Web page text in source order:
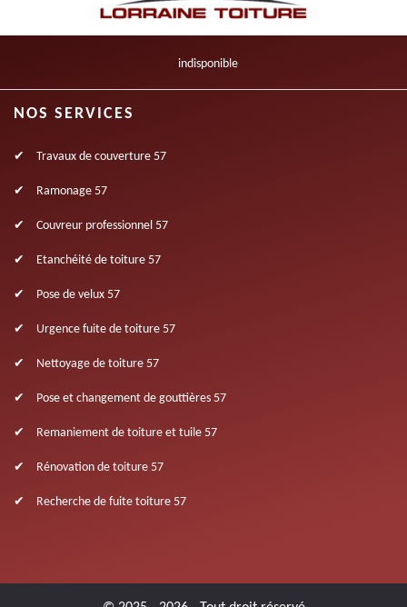
indisponible
NOS SERVICES
Travaux de couverture 57
Ramonage 57
Couvreur professionnel 57
Etanchéité de toiture 57
Pose de velux 57
Urgence fuite de toiture 57
Nettoyage de toiture 57
Pose et changement de gouttières 57
Remaniement de toiture et tuile 57
Rénovation de toiture 57
Recherche de fuite toiture 57